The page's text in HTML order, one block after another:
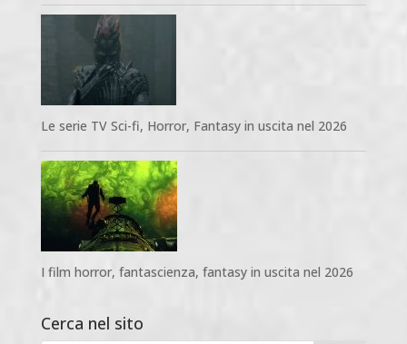
Le serie TV Sci-fi, Horror, Fantasy in uscita nel 2026
I film horror, fantascienza, fantasy in uscita nel 2026
Cerca nel sito